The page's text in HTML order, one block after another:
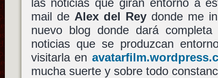
las noticias que giran entorno a
mail de Alex del Reydonde me
nuevo blog donde dará
noticias que se produzcan
visitarla en
mucha suerte y sobre todo